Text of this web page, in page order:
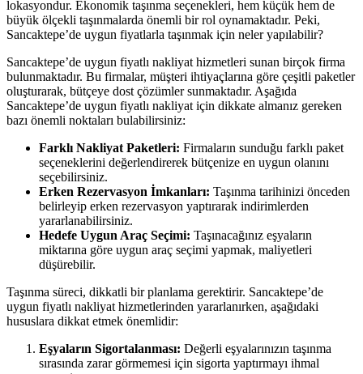
lokasyondur. Ekonomik taşınma seçenekleri, hem küçük hem de
büyük ölçekli taşınmalarda önemli bir rol oynamaktadır. Peki,
Sancaktepe’de uygun fiyatlarla taşınmak için neler yapılabilir?
Sancaktepe’de uygun fiyatlı nakliyat hizmetleri sunan birçok firma
bulunmaktadır. Bu firmalar, müşteri ihtiyaçlarına göre çeşitli paketler
oluşturarak, bütçeye dost çözümler sunmaktadır. Aşağıda
Sancaktepe’de uygun fiyatlı nakliyat için dikkate almanız gereken
bazı önemli noktaları bulabilirsiniz:
Farklı Nakliyat Paketleri: Firmaların sunduğu farklı paket
seçeneklerini değerlendirerek bütçenize en uygun olanını
seçebilirsiniz.
Erken Rezervasyon İmkanları: Taşınma tarihinizi önceden
belirleyip erken rezervasyon yaptırarak indirimlerden
yararlanabilirsiniz.
Hedefe Uygun Araç Seçimi: Taşınacağınız eşyaların
miktarına göre uygun araç seçimi yapmak, maliyetleri
düşürebilir.
Taşınma süreci, dikkatli bir planlama gerektirir. Sancaktepe’de
uygun fiyatlı nakliyat hizmetlerinden yararlanırken, aşağıdaki
hususlara dikkat etmek önemlidir:
Eşyaların Sigortalanması: Değerli eşyalarınızın taşınma
sırasında zarar görmemesi için sigorta yaptırmayı ihmal